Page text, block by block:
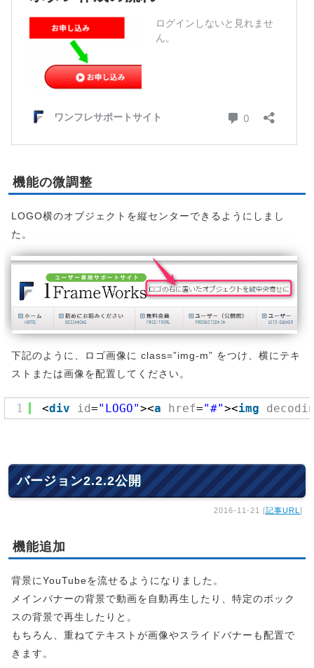
機能の微調整
LOGO横のオブジェクトを縦センターできるようにしまし
た。
下記のように、ロゴ画像に class=”img-m” をつけ、横にテキ
ストまたは画像を配置してください。
1 <div id="LOGO"><a href="#"><img
バージョン2.2.2公開
2016-11-21 [記事URL]
機能追加
背景にYouTubeを流せるようになりました。
メインバナーの背景で動画を自動再生したり、特定のボック
スの背景で再生したりと。
もちろん、重ねてテキストが画像やスライドバナーも配置で
きます。